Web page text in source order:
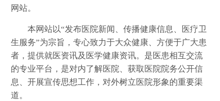
网站。
本网站以“发布医院新闻、传播健康信息、医疗卫
生服务”为宗旨，专心致力于大众健康、方便于广大患
者，提供就医资讯及医学健康资讯。是医患相互交流
的专业平台，是对内了解医院、获取医院院务公开信
息、开展宣传思想工作，对外树立医院形象的重要渠
道。